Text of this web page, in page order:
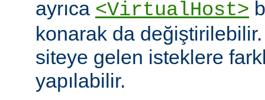
ayrıca <VirtualHost>
konarak da
siteye gelen isteklere
yapılabilir.